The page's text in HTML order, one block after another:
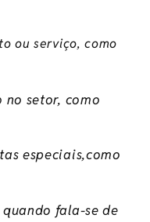
ou serviço, como
no setor, como
especiais,como
fala-se de